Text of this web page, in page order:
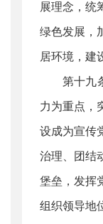
展理念，统
绿色发展，
居环境，建
第十九
力为重点，
设成为宣传
治理、团结
堡垒，发挥
组织领导地